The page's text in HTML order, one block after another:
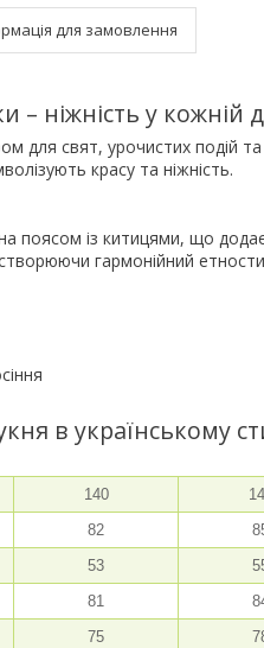
для замовлення
ніжність у кожній
для свят, урочистих подій та
красу та ніжність.
поясом із китицями, що
гармонійний
в українському
140
82
53
81
75